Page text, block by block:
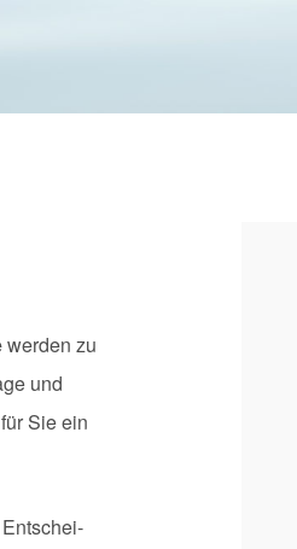
werden zu
und
Sie ein
Entschei­